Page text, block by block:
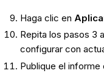
Haga clic en
Repita los pasos 3
configurar con
Publique el informe